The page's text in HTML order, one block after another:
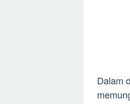
Dalam